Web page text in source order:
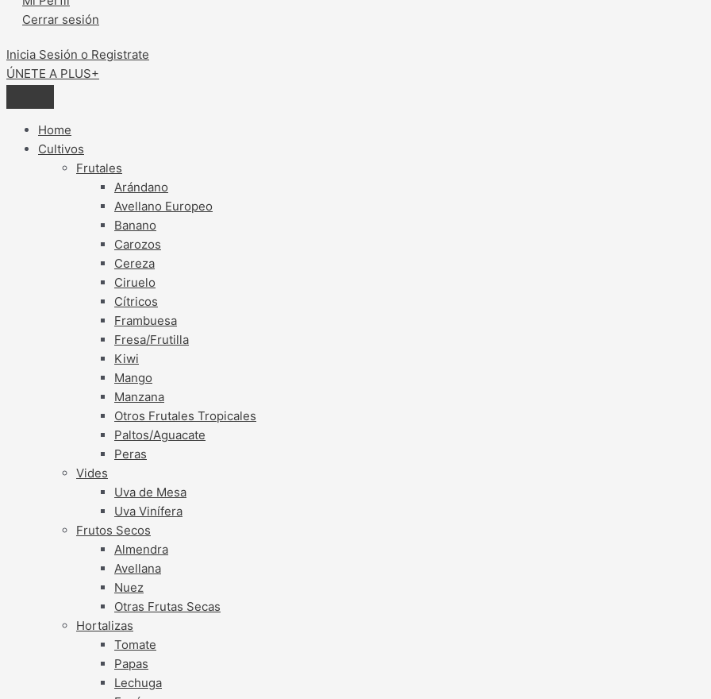
Cerrar sesión
Inicia Sesión o Registrate
ÚNETE A PLUS+
Home
Cultivos
Frutales
Arándano
Avellano Europeo
Banano
Carozos
Cereza
Ciruelo
Cítricos
Frambuesa
Fresa/Frutilla
Kiwi
Mango
Manzana
Otros Frutales Tropicales
Paltos/Aguacate
Peras
Vides
Uva de Mesa
Uva Vinífera
Frutos Secos
Almendra
Avellana
Nuez
Otras Frutas Secas
Hortalizas
Tomate
Papas
Lechuga